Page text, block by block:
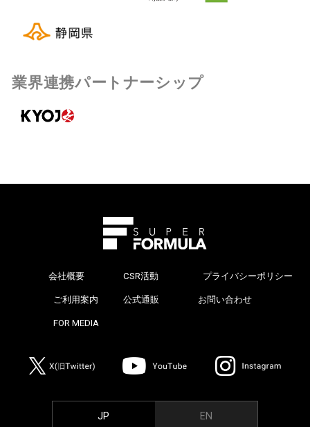
業界連携パートナーシップ
会社概要 CSR活動 プライバシーポリシー
ご利用案内 公式通販 お問い合わせ
FOR MEDIA
JP EN